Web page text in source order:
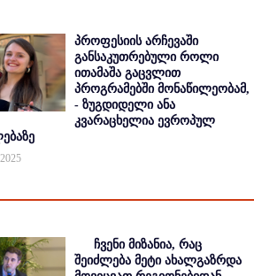
პროფესიის არჩევაში
განსაკუთრებული როლი
ითამაშა გაცვლით
პროგრამებში მონაწილეობამ,
- ზუგდიდელი ანა
კვარაცხელია ევროპულ
ჩვენი მიზანია, რაც
შეიძლება მეტი ახალგაზრდა